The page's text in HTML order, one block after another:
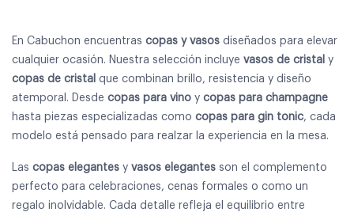
En Cabuchon encuentras copas y vasos diseñados para elevar
cualquier ocasión. Nuestra selección incluye vasos de cristal y
copas de cristal que combinan brillo, resistencia y diseño
atemporal. Desde copas para vino y copas para champagne
hasta piezas especializadas como copas para gin tonic, cada
modelo está pensado para realzar la experiencia en la mesa.
Las copas elegantes y vasos elegantes son el complemento
perfecto para celebraciones, cenas formales o como un
regalo inolvidable. Cada detalle refleja el equilibrio entre